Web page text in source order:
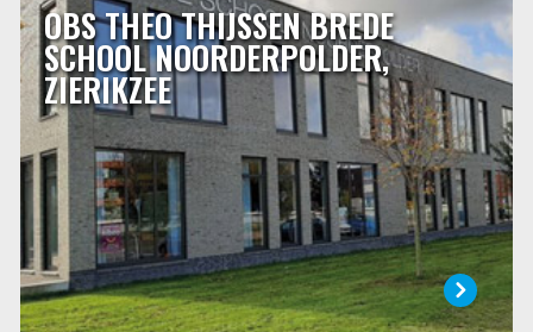
OBS THEO THIJSSEN BREDE
SCHOOL NOORDERPOLDER,
ZIERIKZEE
OBS THEO THIJSSEN BREDE SCHOOL
NOORDERPOLDER, ZIERIKZEE
De basisschool is een stukje van je leven, voor de kinderen
en voor u. U vertrouwt uw kind zo’n 8 jaar toe aan de zorg
van de juffen en meesters. Dat is een belangrijk deel van
een kinderleven. Een basisschool kies je dan ook met zorg.
LEES MEER